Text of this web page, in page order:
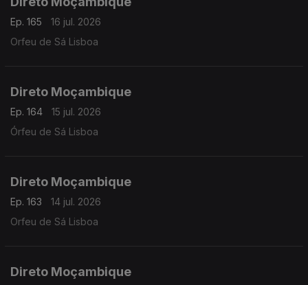
Ep. 165
16 jul. 2026
Orfeu de Sá Lisboa
Direto Moçambique
Ep. 164
15 jul. 2026
Órfeu de Sá Lisboa
Direto Moçambique
Ep. 163
14 jul. 2026
Orfeu de Sá Lisboa
Direto Moçambique